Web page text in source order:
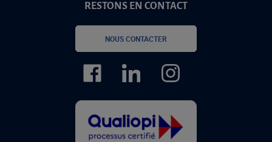
RESTONS EN CONTACT
NOUS CONTACTER